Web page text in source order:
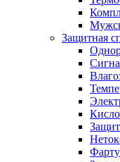
Защитная